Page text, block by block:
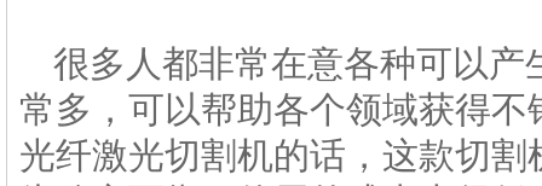
很多人都非常在意各种可以
常多，可以帮助各个领域获得
光纤激光切割机的话，这款切